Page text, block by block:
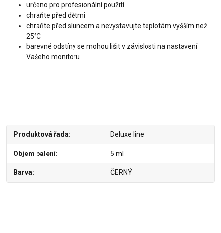
určeno pro profesionální použití
chraňte před dětmi
chraňte před sluncem a nevystavujte teplotám vyšším než
25°C
barevné odstíny se mohou lišit v závislosti na nastavení
Vašeho monitoru
Produktová řada Deluxe line
Objem balení 5 ml
Barva ČERNÝ